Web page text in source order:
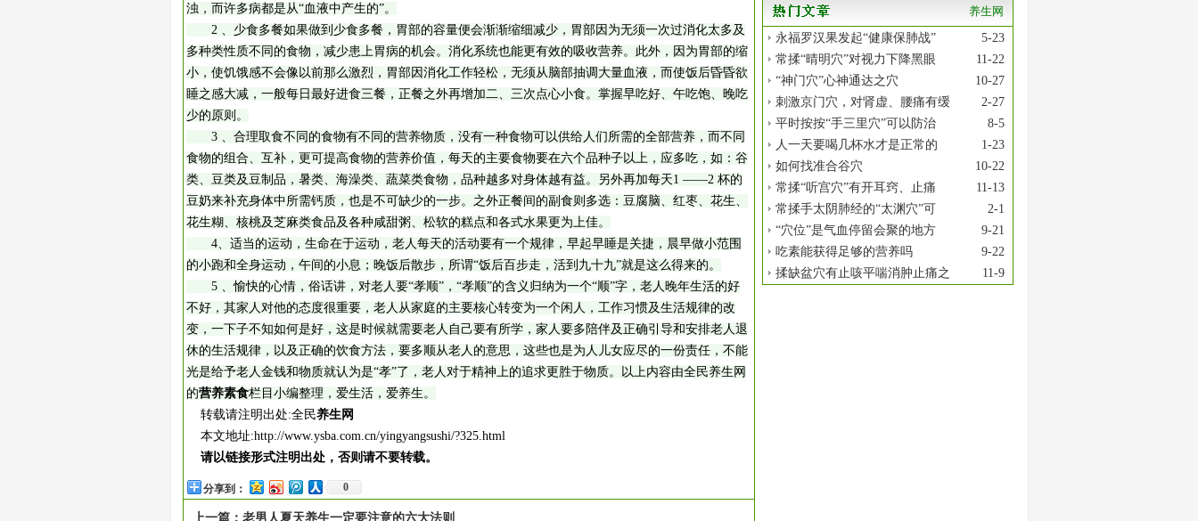
浊，而许多病都是从“血液中产生的”。
2 、少食多餐如果做到少食多餐，胃部的容量便会渐渐缩细减少，胃部因为无须一次过消化太多及
多种类性质不同的食物，减少患上胃病的机会。消化系统也能更有效的吸收营养。此外，因为胃部的缩
小，使饥饿感不会像以前那么激烈，胃部因消化工作轻松，无须从脑部抽调大量血液，而使饭后昏昏欲
睡之感大减，一般每日最好进食三餐，正餐之外再增加二、三次点心小食。掌握早吃好、午吃饱、晚吃
少的原则。
3 、合理取食不同的食物有不同的营养物质，没有一种食物可以供给人们所需的全部营养，而不同
食物的组合、互补，更可提高食物的营养价值，每天的主要食物要在六个品种子以上，应多吃，如：谷
类、豆类及豆制品，暑类、海澡类、蔬菜类食物，品种越多对身体越有益。另外再加每天1 ——2 杯的
豆奶来补充身体中所需钙质，也是不可缺少的一步。之外正餐间的副食则多选：豆腐脑、红枣、花生、
花生糊、核桃及芝麻类食品及各种咸甜粥、松软的糕点和各式水果更为上佳。
4、适当的运动，生命在于运动，老人每天的活动要有一个规律，早起早睡是关捷，晨早做小范围
的小跑和全身运动，午间的小息；晚饭后散步，所谓“饭后百步走，活到九十九”就是这么得来的。
5 、愉快的心情，俗话讲，对老人要“孝顺”，“孝顺”的含义归纳为一个“顺”字，老人晚年生活的好
不好，其家人对他的态度很重要，老人从家庭的主要核心转变为一个闲人，工作习惯及生活规律的改
变，一下子不知如何是好，这是时候就需要老人自己要有所学，家人要多陪伴及正确引导和安排老人退
休的生活规律，以及正确的饮食方法，要多顺从老人的意思，这些也是为人儿女应尽的一份责任，不能
光是给予老人金钱和物质就认为是“孝”了，老人对于精神上的追求更胜于物质。以上内容由全民养生网
的营养素食栏目小编整理，爱生活，爱养生。
转载请注明出处:全民养生网
本文地址:http://www.ysba.com.cn/yingyangsushi/?325.html
请以链接形式注明出处，否则请不要转载。
分享到： 0
上一篇： 老男人夏天养生一定要注意的六大法则
养生网
5-23
永福罗汉果发起“健康保肺战”
11-22
常揉“晴明穴”对视力下降黑眼
10-27
“神门穴”心神通达之穴
2-27
刺激京门穴，对肾虚、腰痛有缓
8-5
平时按按“手三里穴”可以防治
1-23
人一天要喝几杯水才是正常的
10-22
如何找准合谷穴
11-13
常揉“听宫穴”有开耳窍、止痛
2-1
常揉手太阴肺经的“太渊穴”可
9-21
“穴位”是气血停留会聚的地方
9-22
吃素能获得足够的营养吗
11-9
揉缺盆穴有止咳平喘消肿止痛之